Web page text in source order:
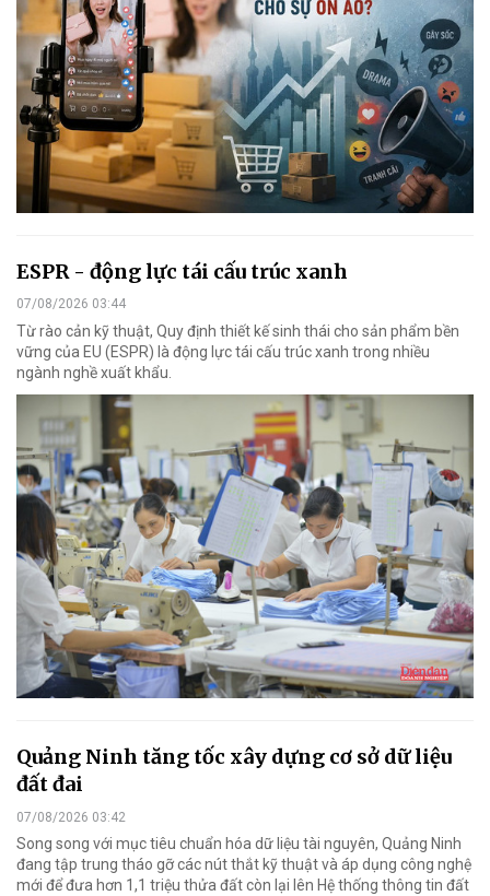
ESPR - động lực tái cấu trúc xanh
07/08/2026 03:44
Từ rào cản kỹ thuật, Quy định thiết kế sinh thái cho sản phẩm bền
vững của EU (ESPR) là động lực tái cấu trúc xanh trong nhiều
ngành nghề xuất khẩu.
Quảng Ninh tăng tốc xây dựng cơ sở dữ liệu
đất đai
07/08/2026 03:42
Song song với mục tiêu chuẩn hóa dữ liệu tài nguyên, Quảng Ninh
đang tập trung tháo gỡ các nút thắt kỹ thuật và áp dụng công nghệ
mới để đưa hơn 1,1 triệu thửa đất còn lại lên Hệ thống thông tin đất